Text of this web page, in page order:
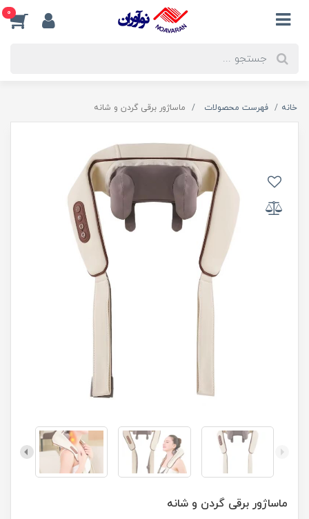
0
خانه فهرست محصولات ماساژور برقی گردن و شانه
ماساژور برقی گردن و شانه